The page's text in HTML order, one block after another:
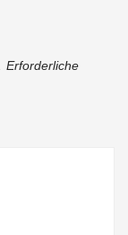
Erforderliche